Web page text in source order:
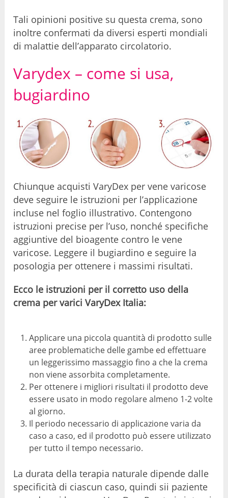
Tali opinioni positive su questa crema, sono
inoltre confermati da diversi esperti mondiali
di malattie dell’apparato circolatorio.
Varydex – come si usa,
bugiardino
Chiunque acquisti VaryDex per vene varicose
deve seguire le istruzioni per l’applicazione
incluse nel foglio illustrativo. Contengono
istruzioni precise per l’uso, nonché specifiche
aggiuntive del bioagente contro le vene
varicose. Leggere il bugiardino e seguire la
posologia per ottenere i massimi risultati.
Ecco le istruzioni per il corretto uso della
crema per varici VaryDex Italia:
Applicare una piccola quantità di prodotto sulle
aree problematiche delle gambe ed effettuare
un leggerissimo massaggio fino a che la crema
non viene assorbita completamente.
Per ottenere i migliori risultati il prodotto deve
essere usato in modo regolare almeno 1-2 volte
al giorno.
Il periodo necessario di applicazione varia da
caso a caso, ed il prodotto può essere utilizzato
per tutto il tempo necessario.
La durata della terapia naturale dipende dalle
specificità di ciascun caso, quindi sii paziente